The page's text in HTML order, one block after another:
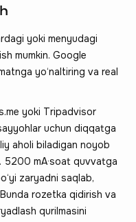
yoki menyudagi
mumkin. Google
yo‘naltiring va real
yoki Tripadvisor
uchun diqqatga
aholi biladigan noyob
5200 mA·soat quvvatga
zaryadni saqlab,
rozetka qidirish va
qurilmasini